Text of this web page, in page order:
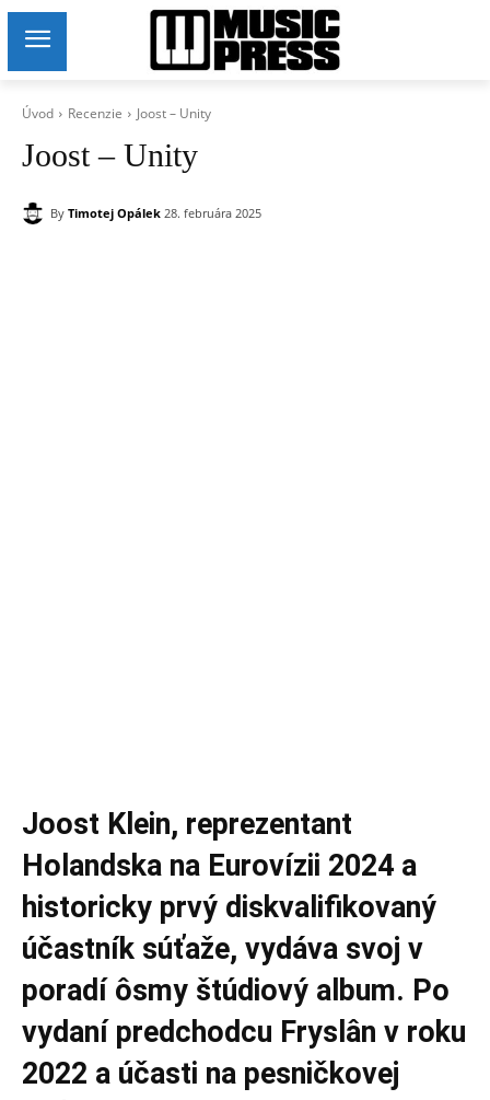
Úvod Recenzie Joost – Unity
Joost – Unity
By Timotej Opálek 28. februára 2025
Joost Klein, reprezentant
Holandska na Eurovízii 2024 a
historicky prvý diskvalifikovaný
účastník súťaže, vydáva svoj v
poradí ôsmy štúdiový album. Po
vydaní predchodcu Fryslân v roku
2022 a účasti na pesničkovej